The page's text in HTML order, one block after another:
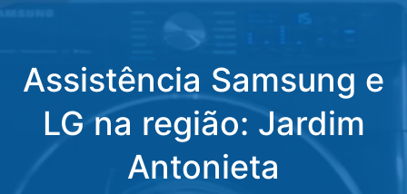
Assistência Samsung e
LG na região: Jardim
Antonieta